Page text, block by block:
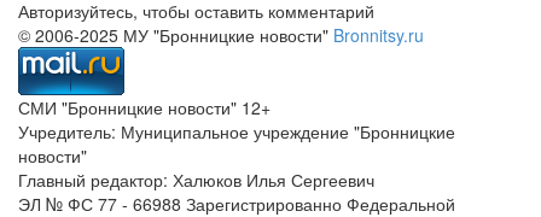
Авторизуйтесь, чтобы оставить комментарий
© 2006-2025 МУ "Бронницкие новости" Bronnitsy.ru
СМИ "Бронницкие новости" 12+
Учредитель: Муниципальное учреждение "Бронницкие
новости"
Главный редактор: Халюков Илья Сергеевич
ЭЛ № ФС 77 - 66988 Зарегистрированно Федеральной